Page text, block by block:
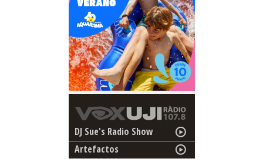
DJ Sue's Radio Show
Artefactos